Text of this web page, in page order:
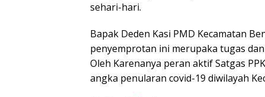
sehari-hari.
Bapak Deden Kasi PMD Kecamatan
penyemprotan ini merupaka tugas
Oleh Karenanya peran aktif Satgas
angka penularan covid-19 diwilayah